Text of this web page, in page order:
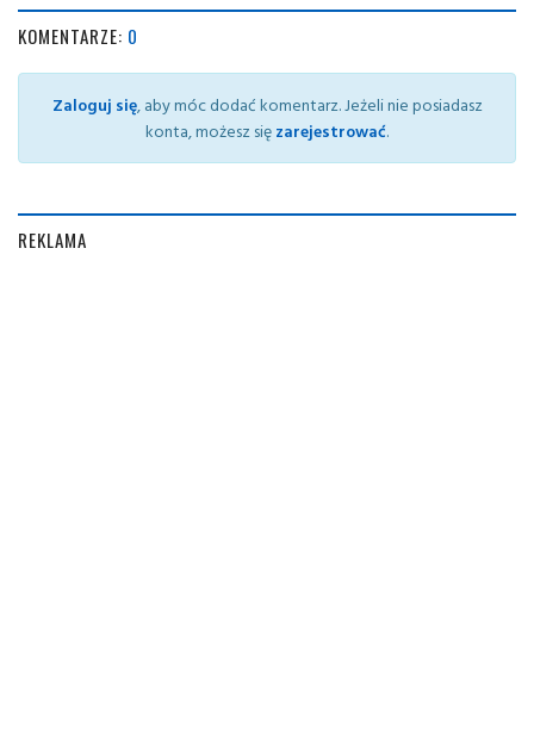
KOMENTARZE: 0
Zaloguj się, aby móc dodać komentarz. Jeżeli nie posiadasz
konta, możesz sięzarejestrować.
REKLAMA